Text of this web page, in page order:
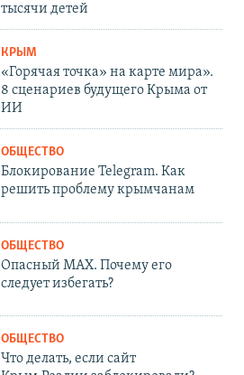
тысячи детей
КРЫМ
«Горячая точка» на карте мира».
8 сценариев будущего Крыма от
ИИ
ОБЩЕСТВО
Блокирование Telegram. Как
решить проблему крымчанам
ОБЩЕСТВО
Опасный MAX. Почему его
следует избегать?
ОБЩЕСТВО
Что делать, если сайт